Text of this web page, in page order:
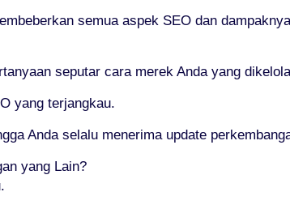
semua aspek SEO dan
seputar cara merek Anda yang
yang terjangkau.
Anda selalu menerima update
yang Lain?